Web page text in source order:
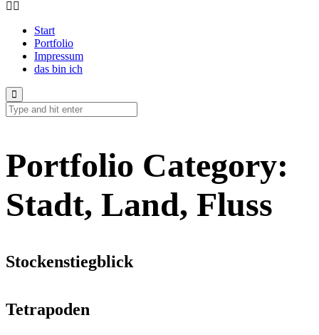
Start
Portfolio
Impressum
das bin ich
Portfolio Category:
Stadt, Land, Fluss
Stockenstiegblick
Tetrapoden